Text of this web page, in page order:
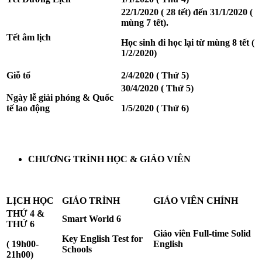
Tết âm lịch
22/1/2020 ( 28 tết) đến 31/1/2020 (
mùng 7 tết).
Học sinh đi học lại từ mùng 8 tết (
1/2/2020)
Giỗ tổ 2/4/2020 ( Thứ 5)
Ngày lễ giải phóng & Quốc
tế lao động
30/4/2020 ( Thứ 5)
1/5/2020 ( Thứ 6)
CHƯƠNG TRÌNH HỌC & GIÁO VIÊN
LỊCH HỌC GIÁO TRÌNH
GIÁO VIÊN CHÍNH
THỨ 4 &
THỨ 6
( 19h00-
21h00)
Smart World 6
Key English Test for
Schools
Giáo viên Full-time Solid
English